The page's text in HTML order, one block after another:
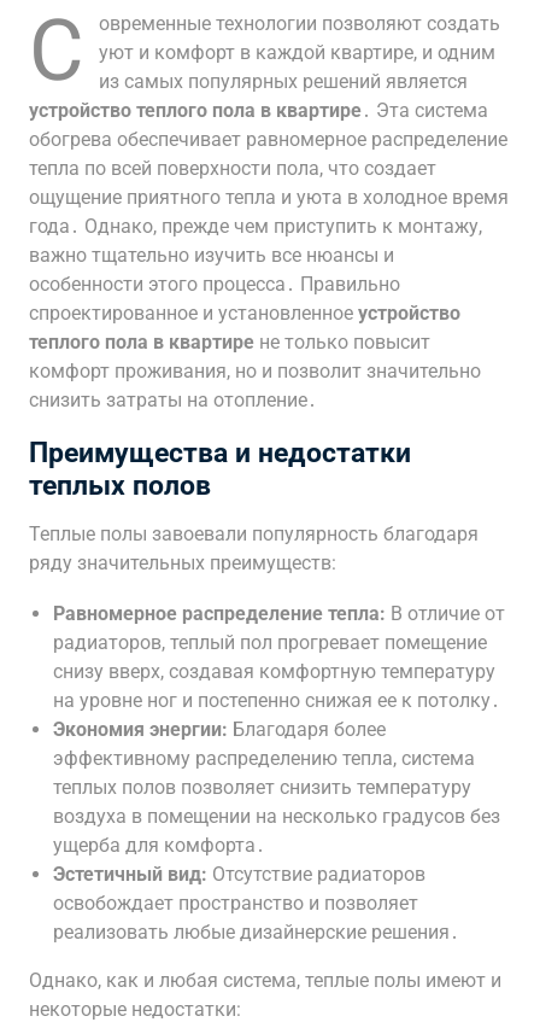
С
овременные технологии позволяют создать
уют и комфорт в каждой квартире, и одним
из самых популярных решений является
устройство теплого пола в квартире․ Эта система
обогрева обеспечивает равномерное распределение
тепла по всей поверхности пола, что создает
ощущение приятного тепла и уюта в холодное время
года․ Однако, прежде чем приступить к монтажу,
важно тщательно изучить все нюансы и
особенности этого процесса․ Правильно
спроектированное и установленное устройство
теплого пола в квартире не только повысит
комфорт проживания, но и позволит значительно
снизить затраты на отопление․
Преимущества и недостатки
теплых полов
Теплые полы завоевали популярность благодаря
ряду значительных преимуществ:
Равномерное распределение тепла: В отличие от
радиаторов, теплый пол прогревает помещение
снизу вверх, создавая комфортную температуру
на уровне ног и постепенно снижая ее к потолку․
Экономия энергии: Благодаря более
эффективному распределению тепла, система
теплых полов позволяет снизить температуру
воздуха в помещении на несколько градусов без
ущерба для комфорта․
Эстетичный вид: Отсутствие радиаторов
освобождает пространство и позволяет
реализовать любые дизайнерские решения․
Однако, как и любая система, теплые полы имеют и
некоторые недостатки: